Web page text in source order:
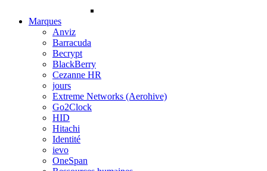
Marques
Anviz
Barracuda
Becrypt
BlackBerry
Cezanne HR
jours
Extreme Networks (Aerohive)
Go2Clock
HID
Hitachi
Identité
ievo
OneSpan